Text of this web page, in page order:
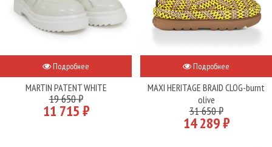
Подробнее
MARTIN PATENT WHITE
19 650 ₽
11 715 ₽
Подробнее
MAXI HERITAGE BRAID CLOG-burnt
olive
31 650 ₽
14 289 ₽